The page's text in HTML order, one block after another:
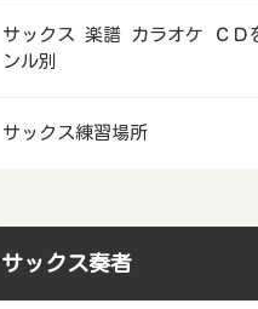
サックス 楽譜 カラオケ ＣＤ
ンル別
サックス練習場所
サックス奏者